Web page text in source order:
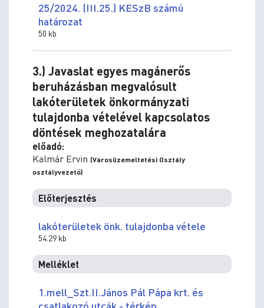
25/2024. (III.25.) KESzB számú
határozat
50 kb
3.) Javaslat egyes magánerős
beruházásban megvalósult
lakóterületek önkormányzati
tulajdonba vételével kapcsolatos
döntések meghozatalára
előadó:
Kalmár Ervin (Városüzemeltetési Osztály
osztályvezető)
Előterjesztés
lakóterületek önk. tulajdonba vétele
54.29 kb
Melléklet
1.mell_Szt.II.János Pál Pápa krt. és